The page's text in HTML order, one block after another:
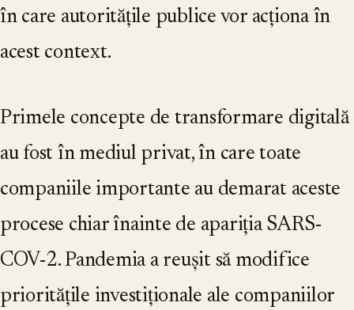
în care autoritățile publice vor acționa în
acest context.
Primele concepte de transformare digitală
au fost în mediul privat, în care toate
companiile importante au demarat aceste
procese chiar înainte de apariția SARS-
COV-2. Pandemia a reușit să modifice
prioritățile investiționale ale companiilor